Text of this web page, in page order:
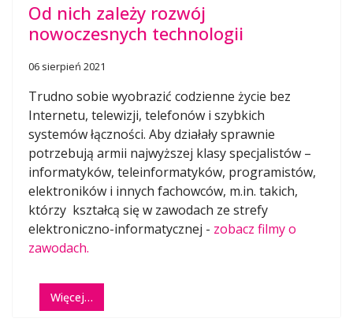
Od nich zależy rozwój
nowoczesnych technologii
06 sierpień 2021
Trudno sobie wyobrazić codzienne życie bez
Internetu, telewizji, telefonów i szybkich
systemów łączności. Aby działały sprawnie
potrzebują armii najwyższej klasy specjalistów –
informatyków, teleinformatyków, programistów,
elektroników i innych fachowców, m.in. takich,
którzy kształcą się w zawodach ze strefy
elektroniczno-informatycznej - zobacz filmy o
zawodach.
Więcej…